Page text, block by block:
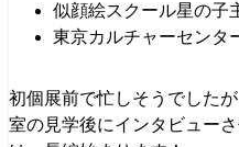
似顔絵スクール星の子
東京カルチャーセン
初個展前で忙しそうでした
室の見学後にインタビュー